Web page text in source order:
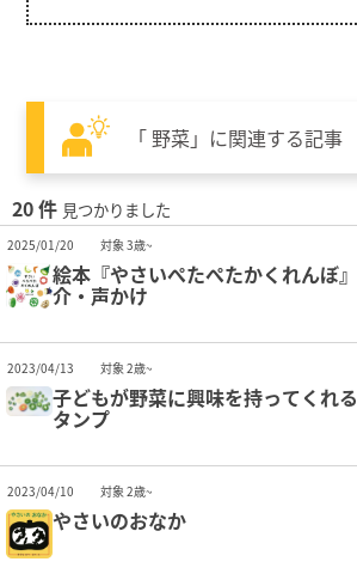
「 野菜」に関連する記事
20 件 見つかりました
2025/01/20 対象 3歳~
絵本『やさいぺたぺたかくれんぼ
介・声かけ
2023/04/13 対象 2歳~
子どもが野菜に興味を持ってくれ
タンプ
2023/04/10 対象 2歳~
やさいのおなか